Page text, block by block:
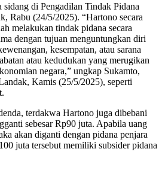
sidang di Pengadilan Tindak Pidana
Rabu (24/5/2025). “Hartono secara
melakukan tindak pidana secara
dengan tujuan menguntungkan diri
kesempatan, atau sarana
atau kedudukan yang merugikan
negara,” ungkap Sukamto,
Kamis (25/5/2025), seperti
terdakwa Hartono juga dibebani
sebesar Rp90 juta. Apabila uang
akan diganti dengan pidana penjara
juta tersebut memiliki subsider pidana